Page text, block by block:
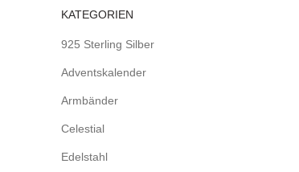
KATEGORIEN
925 Sterling Silber
Adventskalender
Armbänder
Celestial
Edelstahl